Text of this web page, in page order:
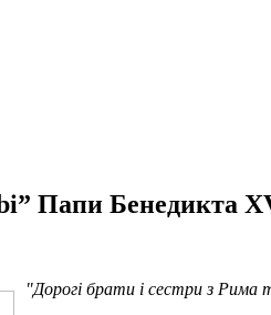
Папи Бенедикта
"Дорогі брати і сестри з Рима